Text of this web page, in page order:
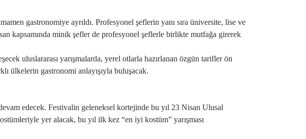
gastronomiye ayrıldı. Profesyonel şeflerin yanı sıra üniversite, lise ve
kapsamında minik şefler de profesyonel şeflerle birlikte mutfağa girerek
uluslararası yarışmalarda, yerel otlarla hazırlanan özgün tarifler ön
ülkelerin gastronomi anlayışıyla buluşacak.
edecek. Festivalin geleneksel kortejinde bu yıl 23 Nisan Ulusal
yer alacak, bu yıl ilk kez “en iyi kostüm” yarışması